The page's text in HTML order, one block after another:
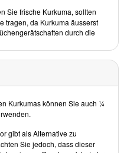
Sie frische Kurkuma, sollten
tragen, da Kurkuma äusserst
durch die
Kurkumas können Sie auch ¼
gibt als Alternative zu
Sie jedoch, dass dieser